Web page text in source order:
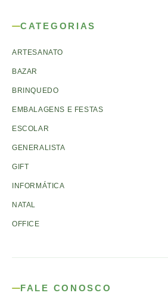
CATEGORIAS
ARTESANATO
BAZAR
BRINQUEDO
EMBALAGENS E FESTAS
ESCOLAR
GENERALISTA
GIFT
INFORMÁTICA
NATAL
OFFICE
FALE CONOSCO